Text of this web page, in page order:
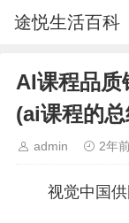
途悦生活百科
AI课程品质
(ai课程的
admin 2年
视觉中国供